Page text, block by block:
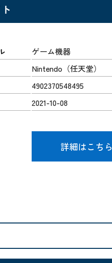
ゲーム機器
Nintendo（任天堂）
4902370548495
2021-10-08
詳細はこちら